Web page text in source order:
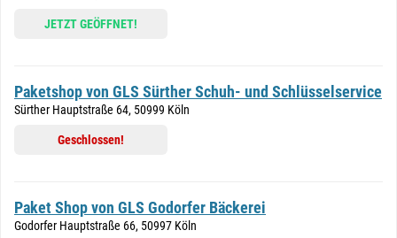
JETZT GEÖFFNET!
Paketshop von GLS Sürther Schuh- und Schlüsselservice
Sürther Hauptstraße 64, 50999 Köln
Geschlossen!
Paket Shop von GLS Godorfer Bäckerei
Godorfer Hauptstraße 66, 50997 Köln